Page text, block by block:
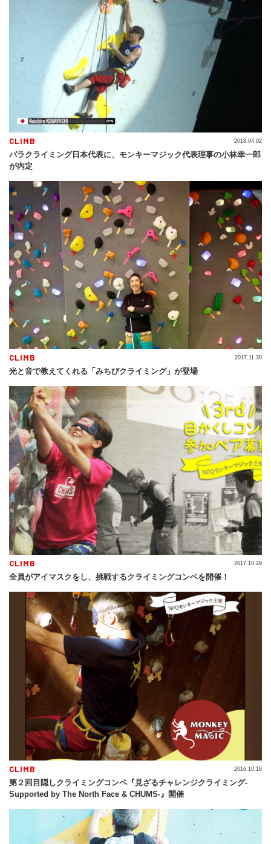
CLIMB
パラクライミング日本代表に、モンキーマジック代表理事の小林幸一郎
が内定
2018.04.02
CLIMB
光と音で教えてくれる「みちびクライミング」が登場
2017.11.30
CLIMB
全員がアイマスクをし、挑戦するクライミングコンペを開催！
2017.10.29
CLIMB
第２回目隠しクライミングコンペ『見ざるチャレンジクライミング-
Supported by The North Face & CHUMS-』開催
2016.10.18